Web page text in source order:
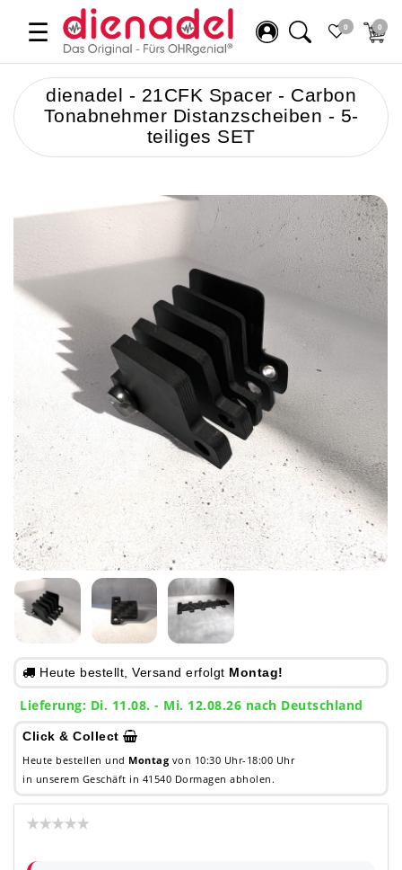
☰ 0 0
dienadel - 21CFK Spacer - Carbon
Tonabnehmer Distanzscheiben - 5-
teiliges SET
Heute bestellt, Versand erfolgt Montag!
Lieferung: Di. 11.08. - Mi. 12.08.26 nach Deutschland
Click & Collect
Heute bestellen und Montag von 10:30 Uhr-18:00 Uhr
in unserem Geschäft in 41540 Dormagen abholen.